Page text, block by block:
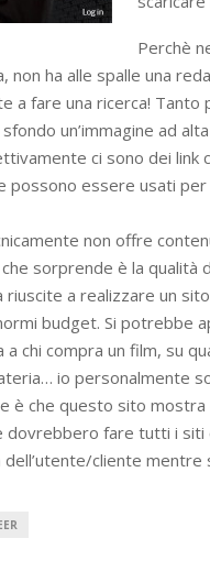
Perchè
non ha alle spalle una
a fare una ricerca!
un’immagine ad
ci sono dei link
essere usati per
non offre
sorprende è la qualità
a realizzare un
budget. Si potrebbe
a chi compra un film, su
io personalmente
è che questo sito
dovrebbero fare tutti i
cliente mentre